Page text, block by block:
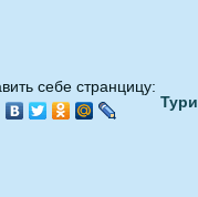
себе странцицу: